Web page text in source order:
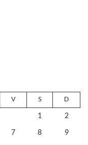
V S D
1 2
7 8 9